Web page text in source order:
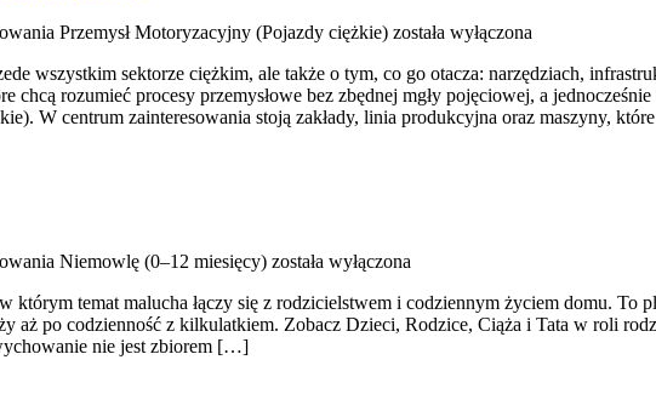
Przemysł Motoryzacyjny (Pojazdy ciężkie) została wyłączona
wszystkim sektorze ciężkim, ale także o tym, co go otacza: narzędziach,
chcą rozumieć procesy przemysłowe bez zbędnej mgły pojęciowej, a
W centrum zainteresowania stoją zakłady, linia produkcyjna oraz maszyny,
Niemowlę (0–12 miesięcy) została wyłączona
którym temat malucha łączy się z rodzicielstwem i codziennym życiem domu.
aż po codzienność z kilkulatkiem. Zobacz Dzieci, Rodzice, Ciąża i Tata w roli
nie jest zbiorem […]